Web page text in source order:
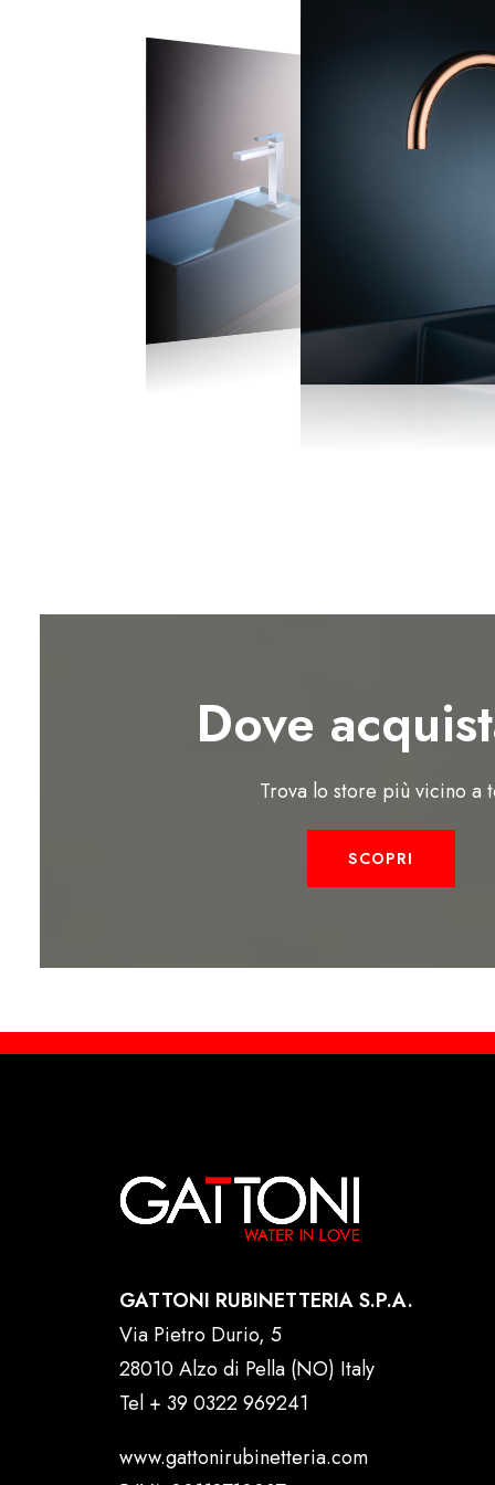
Dove
Trova lo store più vicino a
SCOPRI
GATTONI RUBINETTERIA S.P.A.
Via Pietro Durio, 5
28010 Alzo di Pella (NO) Italy
Tel + 39 0322 969241
www.gattonirubinetteria.com